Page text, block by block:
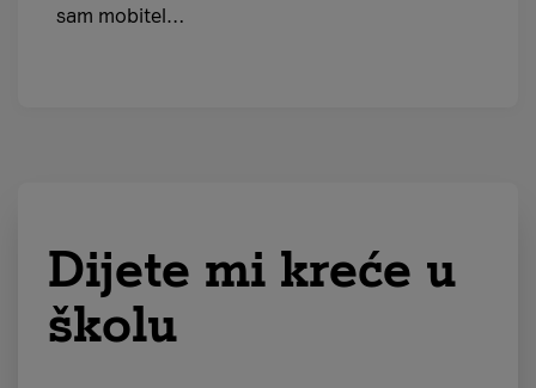
sam mobitel…
Dijete mi kreće u
školu